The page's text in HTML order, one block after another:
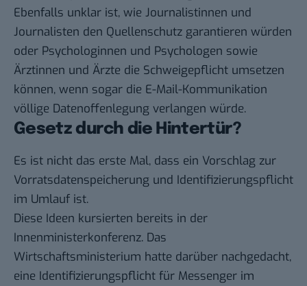
Ebenfalls unklar ist, wie Journalistinnen und
Journalisten den Quellenschutz garantieren würden
oder Psychologinnen und Psychologen sowie
Ärztinnen und Ärzte die Schweigepflicht umsetzen
können, wenn sogar die E-Mail-Kommunikation
völlige Datenoffenlegung verlangen würde.
Gesetz durch die Hintertür?
Es ist nicht das erste Mal, dass ein Vorschlag zur
Vorratsdatenspeicherung und Identifizierungspflicht
im Umlauf ist.
Diese Ideen kursierten bereits in der
Innenministerkonferenz. Das
Wirtschaftsministerium hatte darüber nachgedacht,
eine Identifizierungspflicht für Messenger im